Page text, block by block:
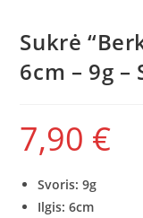
Sukrė
6cm – 9g –
7,90 €
Svoris: 9g
Ilgis: 6cm